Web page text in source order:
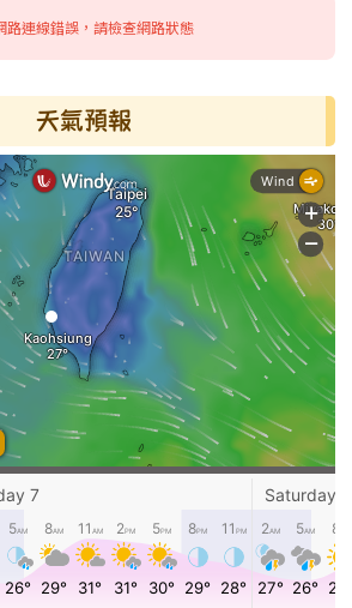
連線錯誤，請檢查網路狀態
天氣預報